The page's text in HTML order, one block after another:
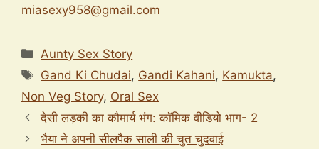
miasexy958@gmail.com
Categories
Aunty Sex Story
Tags
Gand Ki Chudai, Gandi Kahani, Kamukta,
Non Veg Story, Oral Sex
देसी लड़की का कौमार्य भंग: कॉमिक वीडियो भाग- 2
भैया ने अपनी सीलपैक साली की चुत चुदवाई